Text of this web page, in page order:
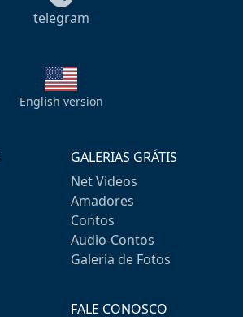
telegram
English version
GALERIAS GRÁTIS
Net Videos
Amadores
Contos
Audio-Contos
Galeria de Fotos
FALE CONOSCO